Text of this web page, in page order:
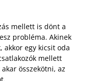
mellett is dönt a
probléma. Akinek
akkor egy kicsit oda
mellett
összekötni, az